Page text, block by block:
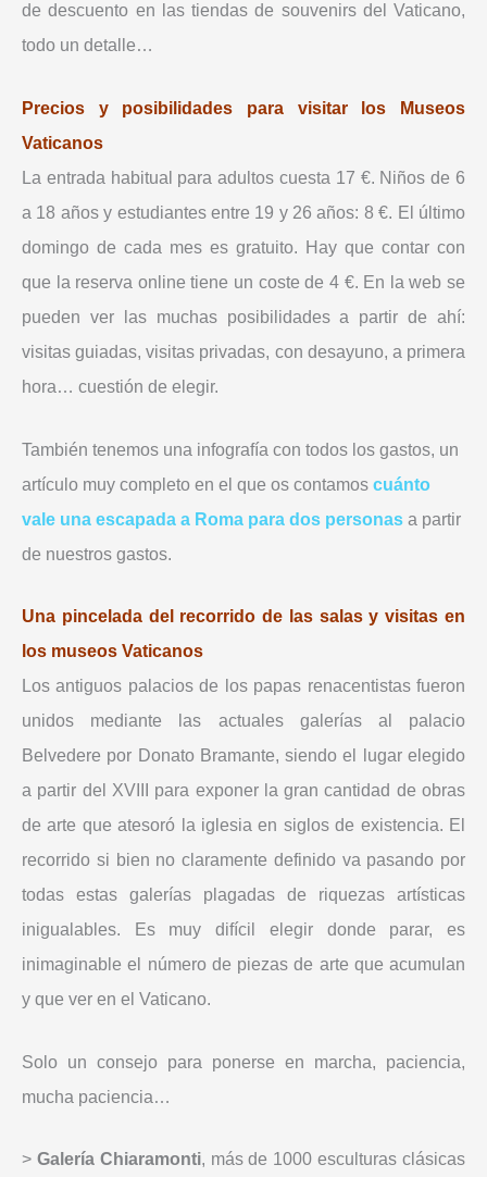
de descuento en las tiendas de souvenirs del Vaticano,
todo un detalle…
Precios y posibilidades para visitar los Museos
Vaticanos
La entrada habitual para adultos cuesta 17 €. Niños de 6
a 18 años y estudiantes entre 19 y 26 años: 8 €. El último
domingo de cada mes es gratuito. Hay que contar con
que la reserva online tiene un coste de 4 €. En la web se
pueden ver las muchas posibilidades a partir de ahí:
visitas guiadas, visitas privadas, con desayuno, a primera
hora… cuestión de elegir.
También tenemos una infografía con todos los gastos, un
artículo muy completo en el que os contamos cuánto
vale una escapada a Roma para dos personas a partir
de nuestros gastos.
Una pincelada del recorrido de las salas y visitas en
los museos Vaticanos
Los antiguos palacios de los papas renacentistas fueron
unidos mediante las actuales galerías al palacio
Belvedere por Donato Bramante, siendo el lugar elegido
a partir del XVIII para exponer la gran cantidad de obras
de arte que atesoró la iglesia en siglos de existencia. El
recorrido si bien no claramente definido va pasando por
todas estas galerías plagadas de riquezas artísticas
inigualables. Es muy difícil elegir donde parar, es
inimaginable el número de piezas de arte que acumulan
y que ver en el Vaticano.
Solo un consejo para ponerse en marcha, paciencia,
mucha paciencia…
> Galería Chiaramonti, más de 1000 esculturas clásicas